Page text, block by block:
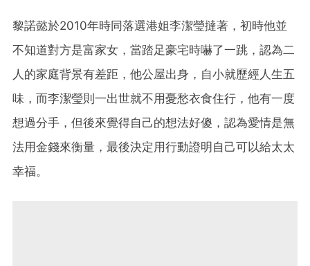
黎諾懿於2010年時同落選港姐李潔瑩撻著，初時他並
不知道對方是富家女，當踏足豪宅時嚇了一跳，認為二
人的家庭背景有差距，他公屋出身，自小就歷經人生五
味，而李潔瑩則一出世就不用憂愁衣食住行，他有一度
想過分手，但後來覺得自己的想法好傻，認為愛情是無
法用金錢來衡量，最後決定用行動證明自己可以給太太
幸福。